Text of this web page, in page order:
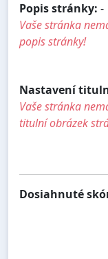
Popis stránky: -
Vaše stránka
popis stránky!
Nastavení
Vaše stránka
titulní obrázek
Dosiahnuté